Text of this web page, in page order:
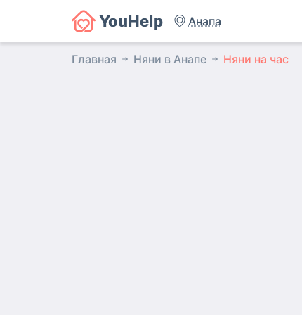
YouHelp Анапа
Главная Няни в Анапе Няни на час